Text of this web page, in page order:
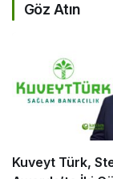
Göz Atın
Kuveyt Türk,